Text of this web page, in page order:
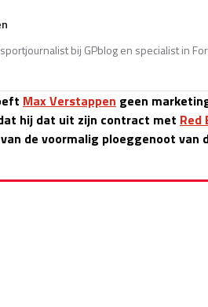
bij GPblog en specialist in
Max Verstappen geen
hij dat uit zijn contract met Red
de voormalig ploeggenoot van